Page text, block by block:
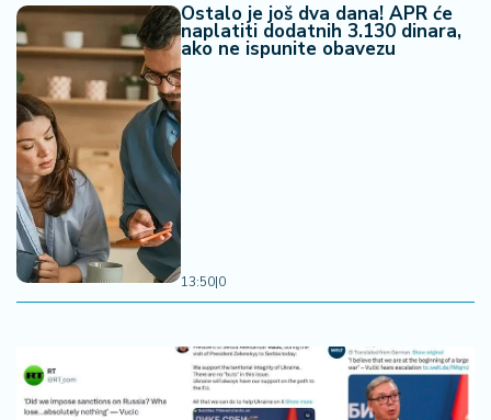
Ostalo je još dva dana! APR će
naplatiti dodatnih 3.130 dinara,
ako ne ispunite obavezu
13:50|0